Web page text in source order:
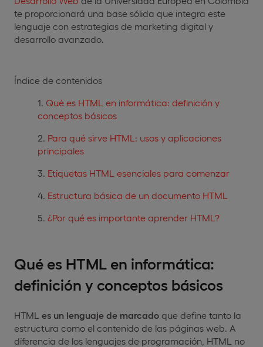
te proporcionará una base sólida que integra este
lenguaje con estrategias de marketing digital y
desarrollo avanzado.
Índice de contenidos
Qué es HTML en informática: definición y
conceptos básicos
Para qué sirve HTML: usos y aplicaciones
principales
Etiquetas HTML esenciales para comenzar
Estructura básica de un documento HTML
¿Por qué es importante aprender HTML?
Qué es HTML en informática:
definición y conceptos básicos
HTML es un lenguaje de marcado que define tanto la
estructura como el contenido de las páginas web. A
diferencia de los lenguajes de programación, HTML no